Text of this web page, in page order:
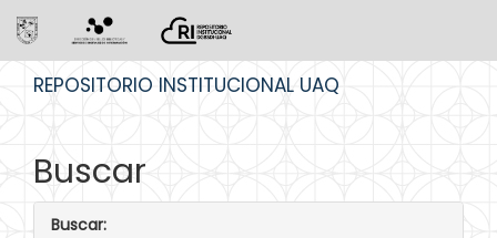
REPOSITORIO INSTITUCIONAL UAQ
Buscar
Buscar: